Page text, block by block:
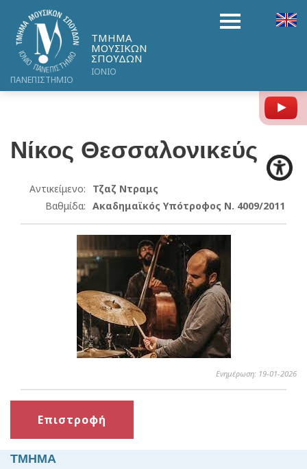
ΤΜΗΜΑ
ΜΟΥΣΙΚΩΝ
ΣΠΟΥΔΩΝ
ΙΟΝΙΟ
ΠΑΝΕΠΙΣΤΗΜΙΟ
Νίκος Θεσσαλονικεύς
Αντικείμενο:
Τζαζ Ντραμς
Βαθμίδα: Ακαδημαϊκός Υπότροφος Ν. 4009/2011
Ενημέρωση: 19-01-2026
Επιστροφή
ΤΜΗΜΑ